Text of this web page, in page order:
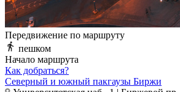
Передвижение по маршруту
пешком
Начало маршрута
Как добраться?
Северный и южный пакгаузы Биржи